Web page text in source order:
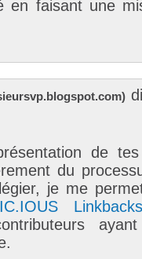
en faisant une
)
de
du
je me